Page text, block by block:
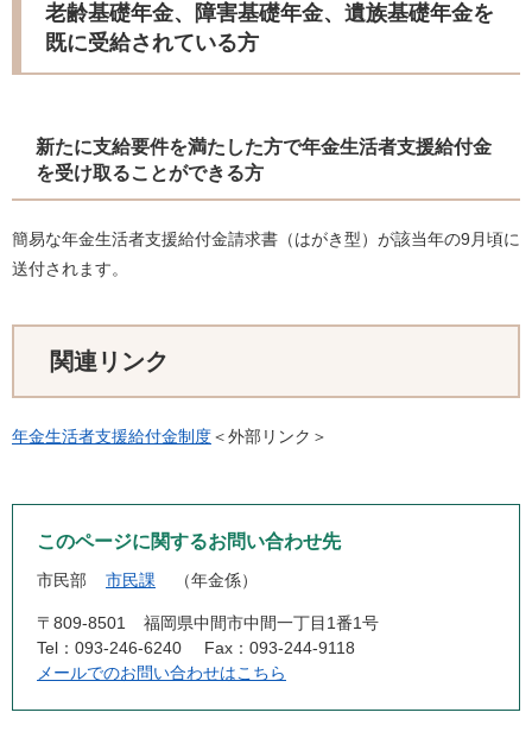
老齢基礎年金、障害基礎年金、遺族基礎年金を
既に受給されている方
新たに支給要件を満たした方で年金生活者支援給付金
を受け取ることができる方
簡易な年金生活者支援給付金請求書（はがき型）が該当年の9月頃に
送付されます。
関連リンク
年金生活者支援給付金制度＜外部リンク＞
このページに関するお問い合わせ先
市民部 市民課 年金係
〒809-8501
福岡県中間市中間一丁目1番1号
Tel：093-246-6240
Fax：093-244-9118
メールでのお問い合わせはこちら